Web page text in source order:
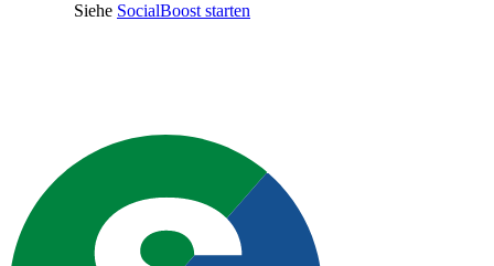
Siehe SocialBoost starten